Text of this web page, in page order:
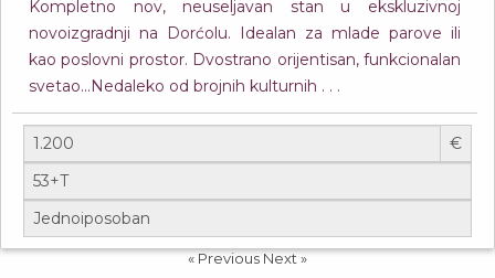
Kompletno nov, neuseljavan stan u ekskluzivnoj
novoizgradnji na Dorćolu. Idealan za mlade parove ili
kao poslovni prostor. Dvostrano orijentisan, funkcionalan
svetao...Nedaleko od brojnih kulturnih . . .
€
« PreviousNext »